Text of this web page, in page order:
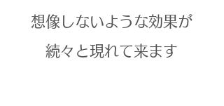
想像しないような効果が
続々と現れて来ます